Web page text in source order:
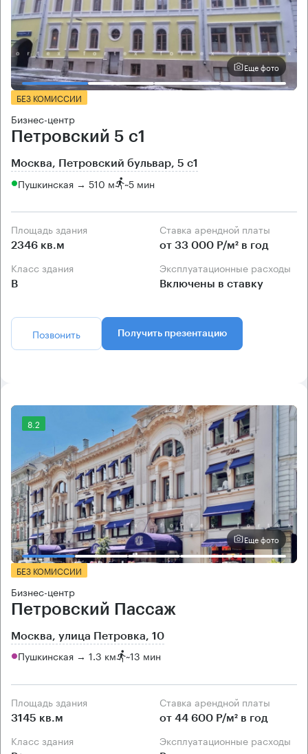
Еще фото
БЕЗ КОМИССИИ
Бизнес-центр
Петровский 5 с1
Москва, Петровский бульвар, 5 с1
Пушкинская → 510 м ~5 мин
Площадь здания
2346 кв.м
Ставка арендной платы
от 33 000 Р/м² в год
Класс здания
B
Эксплуатационные расходы
Включены в ставку
Позвонить Получить презентацию
8.2
Еще фото
БЕЗ КОМИССИИ
Бизнес-центр
Петровский Пассаж
Москва, улица Петровка, 10
Пушкинская → 1.3 км ~13 мин
Площадь здания
3145 кв.м
Ставка арендной платы
от 44 600 Р/м² в год
Класс здания Эксплуатационные расходы